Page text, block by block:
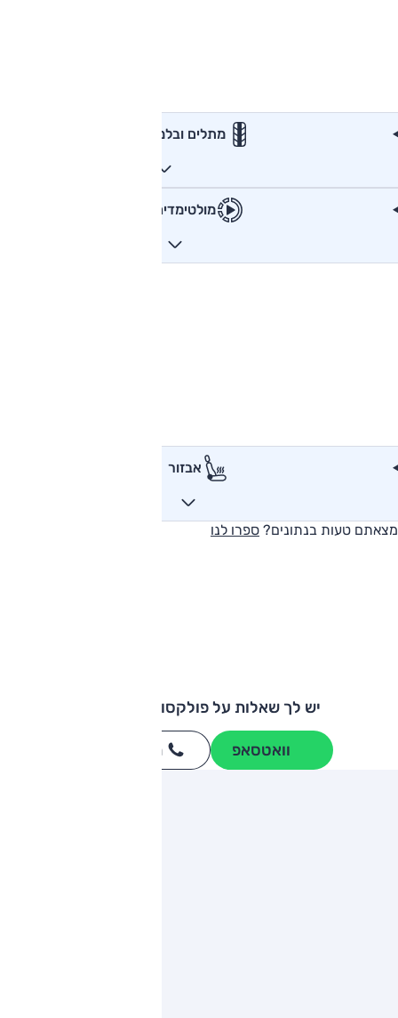
מתלים ובלמים
מולטימדיה
אבזור
מצאתם טעות בנתונים? ספרו לנו
יש לך שאלות על פולקסווגן אמארוק?
וואטסאפ חייגו
מותגים מתחרים